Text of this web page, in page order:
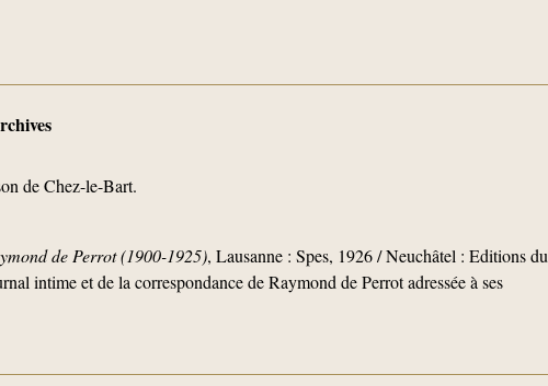
de Chez-le-Bart.
de Perrot (1900-1925), Lausanne : Spes, 1926 / Neuchâtel : Editions du
intime et de la correspondance de Raymond de Perrot adressée à ses